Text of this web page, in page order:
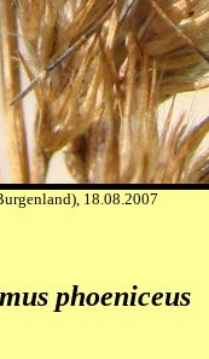
18.08.2007
phoeniceus